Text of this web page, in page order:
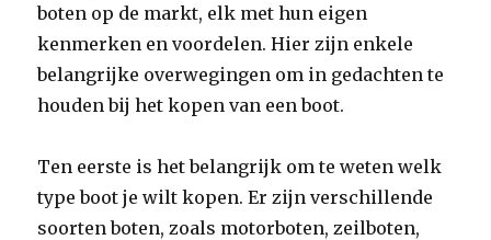
boten op de markt, elk met hun eigen
kenmerken en voordelen. Hier zijn enkele
belangrijke overwegingen om in gedachten te
houden bij het kopen van een boot.
Ten eerste is het belangrijk om te weten welk
type boot je wilt kopen. Er zijn verschillende
soorten boten, zoals motorboten, zeilboten,